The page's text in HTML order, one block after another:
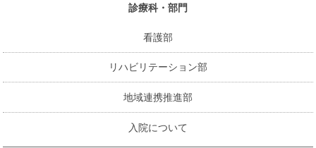
診療科・部門
看護部
リハビリテーション部
地域連携推進部
入院について